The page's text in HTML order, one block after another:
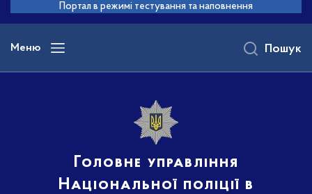
основного
вмісту
Портал в режимі тестування та наповнення
Меню
Головне управління
Національної поліції в
Пошук